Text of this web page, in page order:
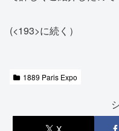
(<193>に続く）
1889 Paris Expo